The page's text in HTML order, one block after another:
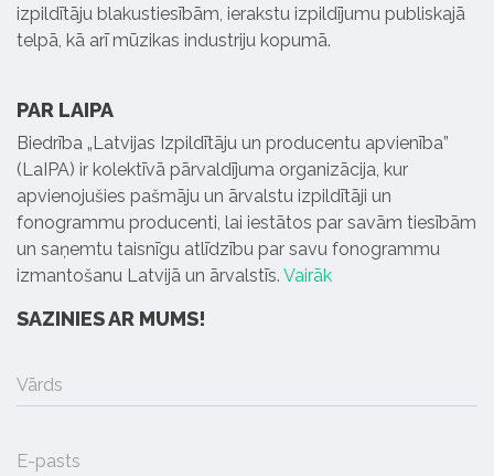
izpildītāju blakustiesībām, ierakstu izpildījumu publiskajā
telpā, kā arī mūzikas industriju kopumā.
PAR LAIPA
Biedrība „Latvijas Izpildītāju un producentu apvienība”
(LaIPA) ir kolektīvā pārvaldījuma organizācija, kur
apvienojušies pašmāju un ārvalstu izpildītāji un
fonogrammu producenti, lai iestātos par savām tiesībām
un saņemtu taisnīgu atlīdzību par savu fonogrammu
izmantošanu Latvijā un ārvalstīs. Vairāk
SAZINIES AR MUMS!
Vārds
E-pasts